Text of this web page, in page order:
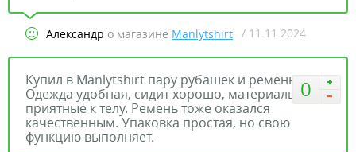
Александр о магазине Manlytshirt / 11.11.2024
0
Купил в Manlytshirt пару рубашек и ремень.
Одежда удобная, сидит хорошо, материалы
приятные к телу. Ремень тоже оказался
качественным. Упаковка простая, но свою
функцию выполняет.